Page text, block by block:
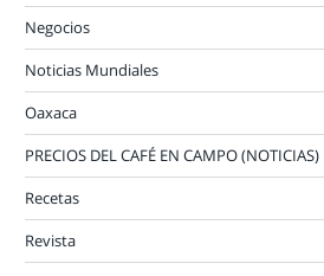
Negocios
Noticias Mundiales
Oaxaca
PRECIOS DEL CAFÉ EN CAMPO (NOTICIAS)
Recetas
Revista